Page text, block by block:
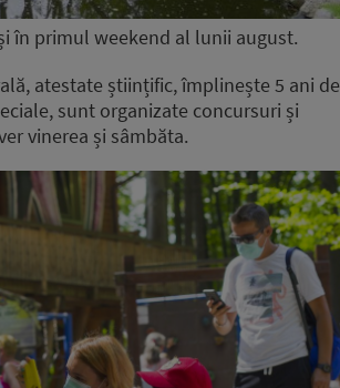
în primul weekend al lunii august.
atestate științific, împlinește 5 ani de
sunt organizate concursuri și
vinerea și sâmbăta.